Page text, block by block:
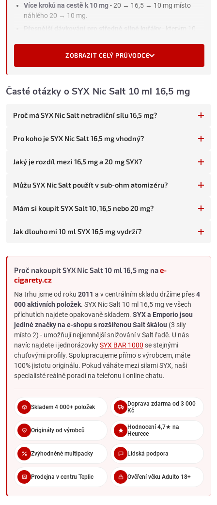
Více kroků na cestě k 10 mg- 20 → 16,5 → 10 mg místo
náhlého 20 → 10 mg.
Přesnější dávkování pro středně silné kuřáky
- kterým 10
Méně náhlých změn dávky nikotinu - menší skoky
mg). Většina ostatních Salt značek (Elfliq, OXVA OX Passion)
má jen 10 a 20 mg.
Co je SYX a jaký má vztah k SYX BAR
1000aplnitelné Salt liquidy SYX Nic Salt. SYX Nic Salt přenáší
plníte vlastní POD systém.
měsíčně.
3 Salt síly místo standardních 2- jemnější snižování
Co znamená 16,5 mg ve SYX Nic Salt
16,5 mg nikotinu v nikotinové soli je střední síla, mezi 10 a 20
mg. V SYX Nic Salt dává:
Jemný throat hit i ve vysoké koncentraci- díky Salt formě
méně ostrý než ekvivalentní free-base.
Středně silný až silný nikotinový projev- rychle
vstřebatelná dávka, podobná střední cigaretě.
Plné chuťové aroma SYX BAR- 16,5 mg dovolí SYX profilům
naplno zazářit.
Pro koho je SYX Nic Salt 16,5 mg vhodný
Tato kombinace netradiční mezisíly a SYX chutí sedí třem
skupinám vaperů:
Středně silní kuřáci s POD systémem milující chutě SYX
BAR
(15 cigaret denně), pro které je 10 mg slabá a 20 mg
moc silná.
Vaperi snižující z 20 mg Salt
- 16,5 mg je první jemný
mezikrok ve snižování.
Vaperi citliví na throat hit
- kteří chtějí silnější dávku než 10
mg, ale ne ostrost 20 mg.
ZOBRAZIT CELÝ PRŮVODCE
Časté otázky o SYX Nic Salt 10 ml 16,5 mg
Proč má SYX Nic Salt netradiční sílu 16,5 mg?
Pro koho je SYX Nic Salt 16,5 mg vhodný?
Jaký je rozdíl mezi 16,5 mg a 20 mg SYX?
Můžu SYX Nic Salt použít v sub-ohm atomizéru?
Mám si koupit SYX Salt 10, 16,5 nebo 20 mg?
Jak dlouho mi 10 ml SYX 16,5 mg vydrží?
Proč nakoupit SYX Nic Salt 10 ml 16,5 mg nae-
cigarety.cz
Na trhu jsme od roku 2011 a v centrálním skladu držíme přes4
000 aktivních položek. SYX Nic Salt 10 ml 16,5 mg ve všech
příchutích najdete opakovaně skladem. SYX a Emporio jsou
jediné značky na e-shopu s rozšířenou Salt škálou (3 síly
místo 2) - umožňují nejjemnější snižování v Salt řadě. U nás
navíc najdete i jednorázovkySYX BAR 1000 se stejnými
chuťovými profily. Spolupracujeme přímo s výrobcem, máte
100% jistotu originálu. Pokud váháte mezi silami SYX, naši
specialisté reálně poradí na telefonu i online chatu.
Skladem 4 000+ položek
Doprava zdarma od 3 000
Kč
Originály od výrobců
Hodnocení 4,7★ na
Heurece
Zvýhodněné multipacky Lidská podpora
Prodejna v centru Teplic Ověření věku Adulto 18+